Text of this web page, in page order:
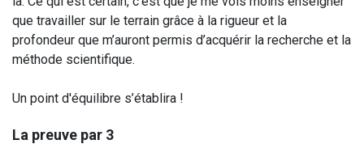
que travailler sur le terrain grâce à la rigueur et la
profondeur que m’auront permis d’acquérir la recherche et la
méthode scientifique.
Un point d'équilibre s’établira !
La preuve par 3